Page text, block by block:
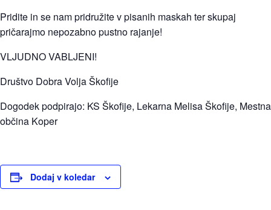
Pridite in se nam pridružite v pisanih maskah ter skupaj
pričarajmo nepozabno pustno rajanje!
VLJUDNO VABLJENI!
Društvo Dobra Volja Škofije
Dogodek podpirajo: KS Škofije, Lekarna Melisa Škofije, Mestna
občina Koper
Dodaj v koledar